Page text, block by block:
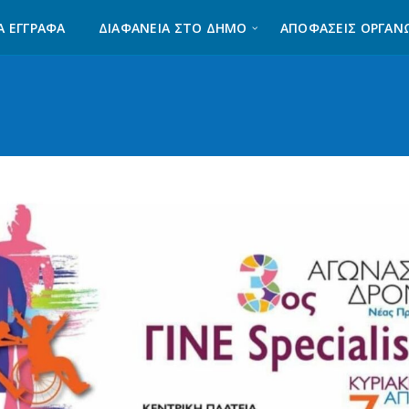
ΈΓΓΡΑΦΑ ΔΙΑΦΆΝΕΙΑ ΣΤΟ ΔΉΜΟ ΑΠΟΦΑΣΕΙΣ